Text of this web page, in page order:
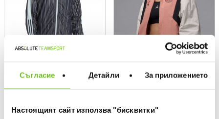
Съгласие Детайли За приложението
Настоящият сайт използва "бисквитки"
Текуща цена:
25,20 €/49,29 лв.
ANTHEM JACKET